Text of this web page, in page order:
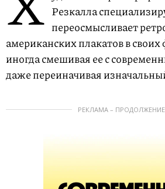
Резкалла
переосмысливает
американских плакатов в своих
иногда смешивая ее с
даже переиначивая
РЕКЛАМА –